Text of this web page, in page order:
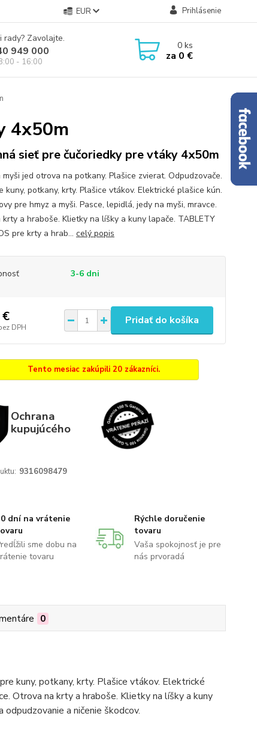
EUR Prihlásenie
rady? Zavolajte.
949 000
- 16:00
0ks
za 0 €
4x50m
sieť pre čučoriedky pre vtáky 4x50m
jed otrova na potkany. Plašice zvierat. Odpudzovače.
kuny, potkany, krty. Plašice vtákov. Elektrické plašice kún.
pre hmyz a myši. Pasce, lepidlá, jedy na myši, mravce.
a hraboše. Klietky na líšky a kuny lapače. TABLETY
pre krty a hrab... celý popis
3-6 dni
DPH
Pridať do košíka
Tento mesiac zakúpili 20 zákazníci.
Ochrana
kupujúcého
9316098479
dní na vrátenie
sme dobu na
tovaru
Rýchle doručenie
tovaru
Vaša spokojnosť je pre
nás prvoradá
0
kuny, potkany, krty. Plašice vtákov. Elektrické
Otrova na krty a hraboše. Klietky na líšky a kuny
a ničenie škodcov.